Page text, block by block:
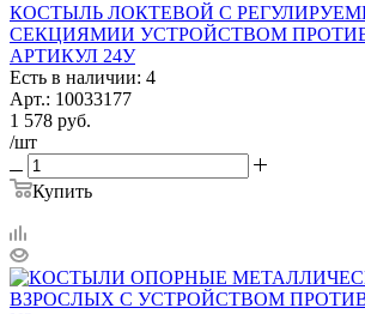
КОСТЫЛЬ ЛОКТЕВОЙ С
СЕКЦИЯМИИ УСТРОЙСТВОМ
АРТИКУЛ 24У
Есть в наличии: 4
Арт.: 10033177
1 578 руб.
/шт
Купить